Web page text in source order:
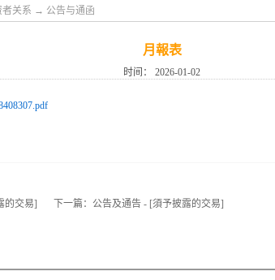
者关系 → 公告与通函
月報表
时间： 2026-01-02
的交易] 下一篇： 公告及通告 - [須予披露的交易]